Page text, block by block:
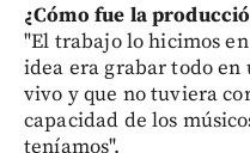
¿Cómo fue la
"El trabajo lo hicimos
idea era grabar todo en
vivo y que no tuviera
capacidad de los
teníamos".